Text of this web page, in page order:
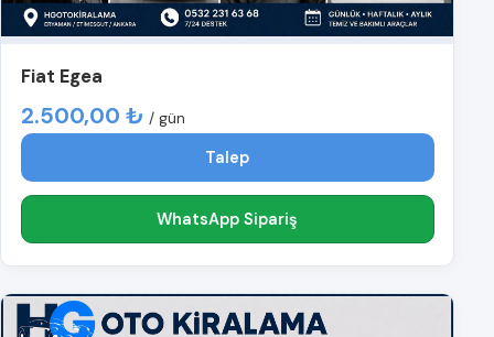
Fiat Egea
2.500,00 ₺ / gün
Talep
WhatsApp Sipariş